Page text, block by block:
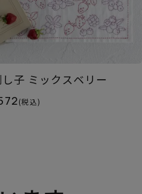
子 ミックスベリー
(税込)